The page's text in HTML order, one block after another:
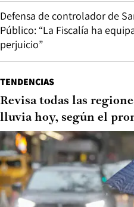
Defensa de controlador de
Público: “La Fiscalía ha
perjuicio”
TENDENCIAS
Revisa todas las
lluvia hoy, según el